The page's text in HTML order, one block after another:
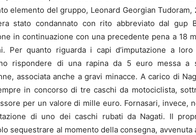
elemento del gruppo, Leonard Georgian
stato condannato con rito abbreviato dal gup
in continuazione con una precedente pena a 18
Per quanto riguarda i capi d’imputazione a
rispondere di una rapina da 5 euro messa
associata anche a gravi minacce. A carico di
in concorso di tre caschi da motociclista,
per un valore di mille euro. Fornasari, invece,
di uno dei caschi rubati da Nagati. Il
sequestrare al momento della consegna, avvenuta